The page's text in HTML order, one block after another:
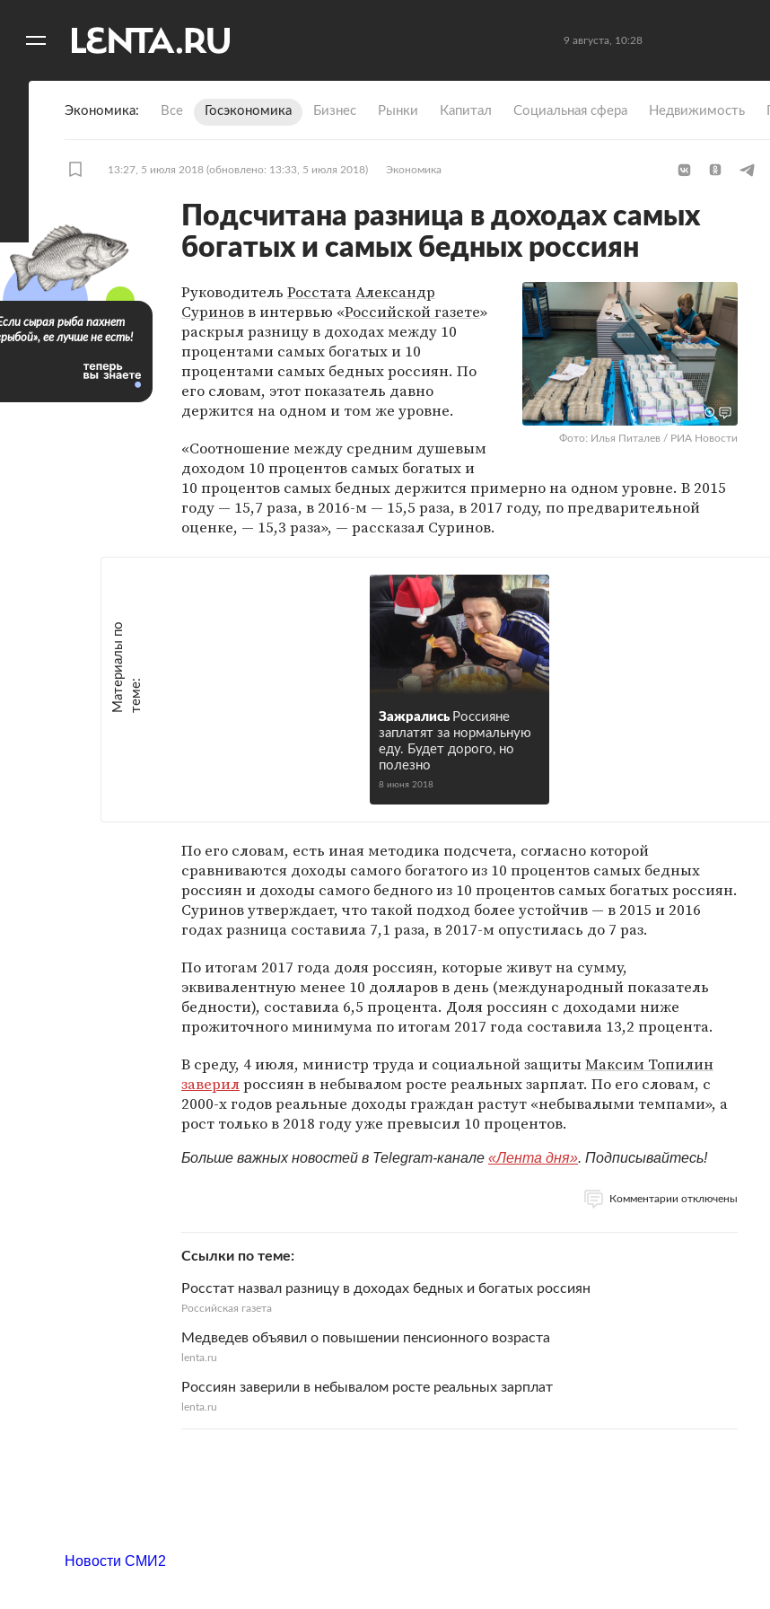
9 августа, 10:28
Экономика Все Госэкономика Бизнес Рынки Капитал Социальная сфера Недвижимость
13:27, 5 июля 2018 (обновлено: 13:33, 5 июля 2018) Экономика
Подсчитана разница в доходах самых
богатых и самых бедных россиян
Фото: Илья Питалев / РИА Новости
Руководитель РосстатаАлександр
Суриновв интервью «Российской газете»
раскрыл разницу в доходах между 10
процентами самых богатых и 10
процентами самых бедных россиян. По
его словам, этот показатель давно
держится на одном и том же уровне.
«Соотношение между средним душевым
доходом 10 процентов самых богатых и
10 процентов самых бедных держится примерно на одном уровне. В 2015
году — 15,7 раза, в 2016-м — 15,5 раза, в 2017 году, по предварительной
оценке, — 15,3 раза», — рассказал Суринов.
М
а
т е
р
и
а
л
ы
п
о
т
е
м
е :
Зажрались Россияне
заплатят за нормальную
еду. Будет дорого, но
полезно
8 июня 2018
По его словам, есть иная методика подсчета, согласно которой
сравниваются доходы самого богатого из 10 процентов самых бедных
россиян и доходы самого бедного из 10 процентов самых богатых россиян.
Суринов утверждает, что такой подход более устойчив — в 2015 и 2016
годах разница составила 7,1 раза, в 2017-м опустилась до 7 раз.
По итогам 2017 года доля россиян, которые живут на сумму,
эквивалентную менее 10 долларов в день (международный показатель
бедности), составила 6,5 процента. Доля россиян с доходами ниже
прожиточного минимума по итогам 2017 года составила 13,2 процента.
В среду, 4 июля, министр труда и социальной защитыМаксим Топилин
заверилроссиян в небывалом росте реальных зарплат. По его словам, с
2000-х годов реальные доходы граждан растут «небывалыми темпами», а
рост только в 2018 году уже превысил 10 процентов.
Больше важных новостей в Telegram-канале «Лента дня». Подписывайтесь!
Комментарии отключены
Ссылки по теме
Росстат назвал разницу в доходах бедных и богатых россиян
Российская газета
Медведев объявил о повышении пенсионного возраста
lenta.ru
Россиян заверили в небывалом росте реальных зарплат
lenta.ru
сырая рыба пахнет
ее лучше не есть!
Новости СМИ2